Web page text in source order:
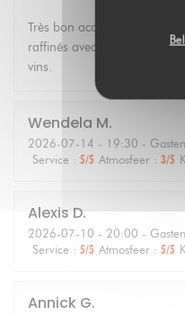
Très bon accueil. Personnel
raffinés avec produits
vins.
Wendela M
2026-07-14 - 19:30 -
Service : 5/5 Atmosfeer : 3/5
Alexis D
2026-07-10 - 20:00 -
Service : 5/5 Atmosfeer : 5/5
Annick G